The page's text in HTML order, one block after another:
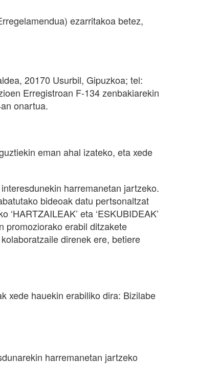
ezarritakoa betez,
20170 Usurbil, Gipuzkoa; tel:
Erregistroan F-134 zenbakiarekin
onartua.
eman ahal izateko, eta xede
harremanetan jartzeko.
bideoak datu pertsonaltzat
eta ‘ESKUBIDEAK’
promoziorako erabil ditzakete
direnek ere, betiere
xede hauekin erabiliko dira: Bizilabe
harremanetan jartzeko